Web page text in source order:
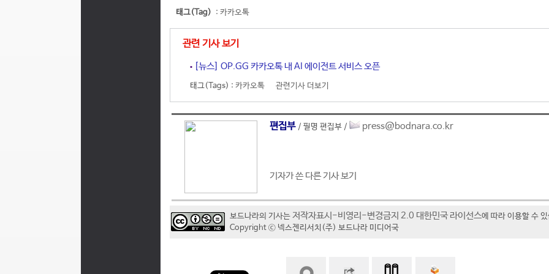
태그(Tag) : 카카오톡
관련 기사 보기
[뉴스] OP.GG 카카오톡 내 AI 에이전트 서비스 오픈
태그(Tags) : 카카오톡 관련기사 더보기
편집부 / 필명 편집부 / press@bodnara.co.kr
기자가 쓴 다른 기사 보기
보드나라의 기사는 저작자표시-비영리-변경금지 2.0 대한민국 라이선스에 따라 이용할 수
Copyright ⓒ 넥스젠리서치(주) 보드나라 미디어국